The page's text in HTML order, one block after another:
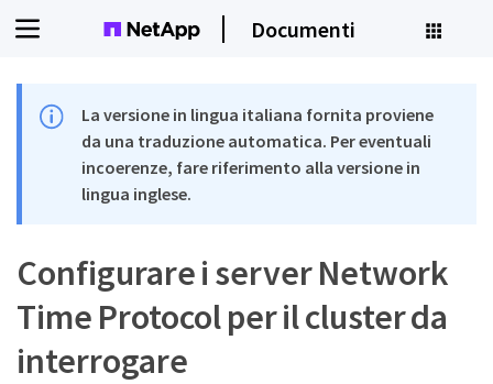
Documenti
La versione in lingua italiana fornita proviene
da una traduzione automatica. Per eventuali
incoerenze, fare riferimento alla versione in
lingua inglese.
Configurare i server Network
Time Protocol per il cluster da
interrogare